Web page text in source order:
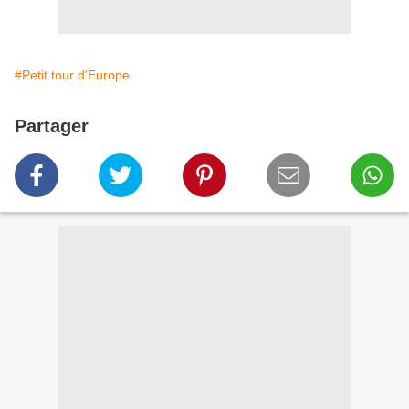
#Petit tour d'Europe
Partager